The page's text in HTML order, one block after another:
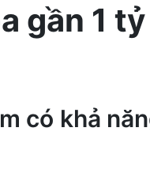
gần 1
có khả